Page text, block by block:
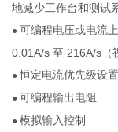
地减少工作台和测试
●可编程电压或电流
0.01A/s 至 216A/s（
●恒定电流优先级设置
●可编程输出电阻
●模拟输入控制